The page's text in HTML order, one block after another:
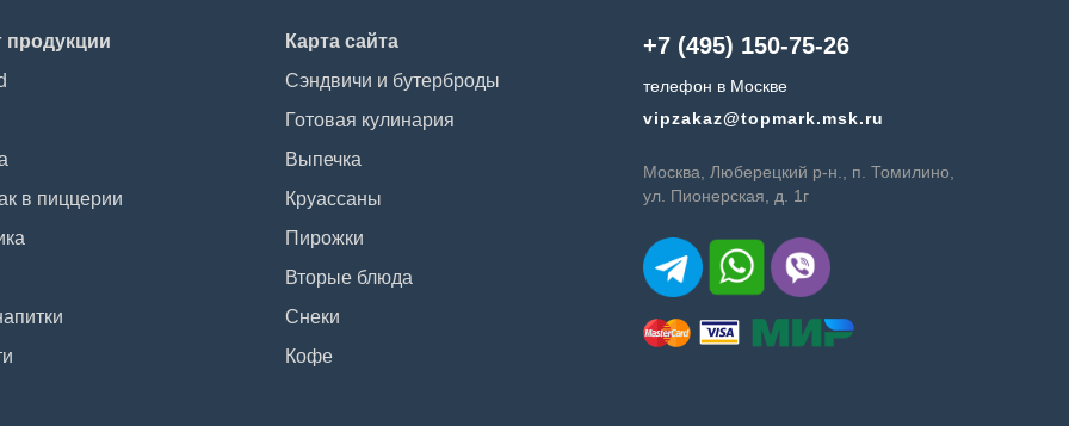
продукции
в пиццерии
Карта сайта
Сэндвичи и бутерброды
Готовая кулинария
Выпечка
Круассаны
Пирожки
Вторые блюда
Снеки
Кофе
+7 (495) 150-75-26
телефон в Москве
vipzakaz@topmark.msk.ru
Москва, Люберецкий р-н., п. Томилино,
ул. Пионерская, д. 1г